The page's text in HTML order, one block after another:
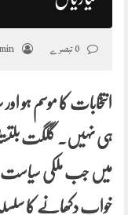
انتخابات کا موسم ہو
ہی نہیں۔ گلگت
میں جب ملکی سیاست
خواب دکھانے کا